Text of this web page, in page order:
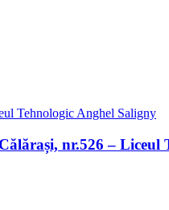
nr.526 – Liceul